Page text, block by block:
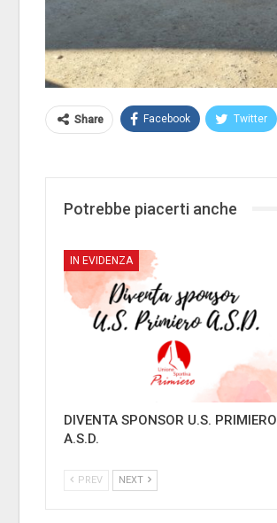
Share Facebook Twitter
Potrebbe piacerti anche
IN EVIDENZA
DIVENTA SPONSOR U.S. PRIMIERO
A.S.D.
PREV NEXT